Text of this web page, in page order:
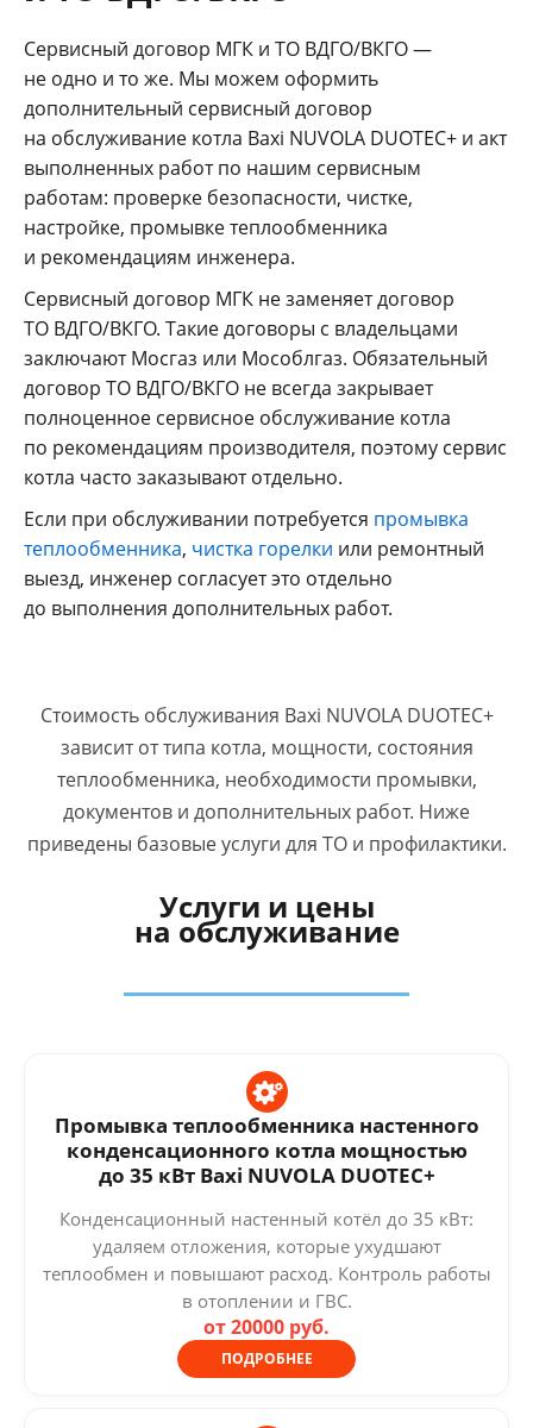
Сервисный договор МГК и ТО ВДГО/ВКГО —
не одно и то же. Мы можем оформить
дополнительный сервисный договор
на обслуживание котла Baxi NUVOLA DUOTEC+ и акт
выполненных работ по нашим сервисным
работам: проверке безопасности, чистке,
настройке, промывке теплообменника
и рекомендациям инженера.
Сервисный договор МГК не заменяет договор
ТО ВДГО/ВКГО. Такие договоры с владельцами
заключают Мосгаз или Мособлгаз. Обязательный
договор ТО ВДГО/ВКГО не всегда закрывает
полноценное сервисное обслуживание котла
по рекомендациям производителя, поэтому сервис
котла часто заказывают отдельно.
Если при обслуживании потребуется промывка
теплообменника, чистка горелки или ремонтный
выезд, инженер согласует это отдельно
до выполнения дополнительных работ.
Стоимость обслуживания Baxi NUVOLA DUOTEC+
зависит от типа котла, мощности, состояния
теплообменника, необходимости промывки,
документов и дополнительных работ. Ниже
приведены базовые услуги для ТО и профилактики.
Услуги и цены
на обслуживание
Промывка теплообменника настенного
конденсационного котла мощностью
до 35 кВт Baxi NUVOLA DUOTEC+
Конденсационный настенный котёл до 35 кВт:
удаляем отложения, которые ухудшают
теплообмен и повышают расход. Контроль работы
в отоплении и ГВС.
от 20000 руб.
ПОДРОБНЕЕ